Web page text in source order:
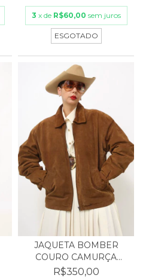
3 x de R$60,00 sem juros
ESGOTADO
JAQUETA BOMBER
COURO CAMURÇA
MARROM VINT...
R$350,00